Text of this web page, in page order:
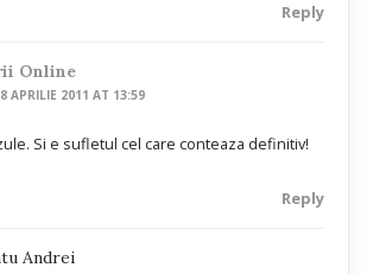
Reply
Online
APRILIE 2011 AT 13:59
Si e sufletul cel care conteaza definitiv!
Reply
Andrei